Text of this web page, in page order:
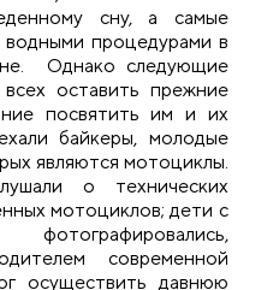
сну, а самые
водными процедурами в
Однако следующие
оставить прежние
посвятить им и их
байкеры, молодые
являются мотоциклы.
о технических
мотоциклов; дети с
современной
осуществить давнюю